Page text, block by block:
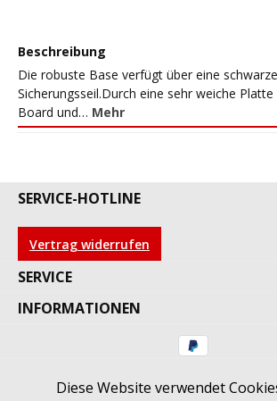
Beschreibung
Die robuste Base verfügt über eine
Sicherungsseil.Durch eine sehr weiche
Board und… Mehr
SERVICE-HOTLINE
Vertrag widerrufen
SERVICE
INFORMATIONEN
* Alle Preise inkl. gesetzl.
Diese Website verwendet